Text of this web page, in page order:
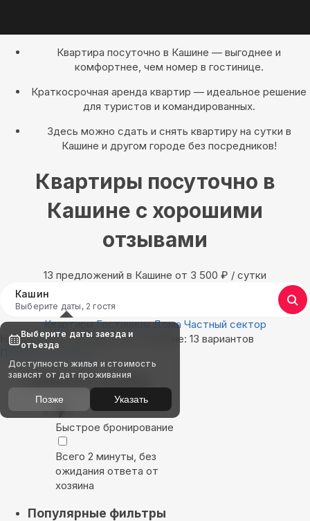
Квартира посуточно в Кашине — выгоднее и
комфортнее, чем номер в гостинице.
Краткосрочная аренда квартир — идеальное решение
для туристов и командированных.
Здесь можно сдать и снять квартиру на сутки в
Кашине и другом городе без посредников!
Квартиры посуточно в
Кашине с хорошими
отзывами
13 предложений в Кашине oт 3 500 ₽ / сутки
Кашин
Выберите даты, 2 гостя
Квартиры Гостиницы Дома Частный сектор
Найдём, где остановиться в Кашине: 13 вариантов
Показать на карте
Выбирайте лучшее
Быстрое бронирование
Всего 2 минуты, без
ожидания ответа от
хозяина
Популярные фильтры
Выберите даты заезда и
отъезда
Доступность жилья и стоимость
зависят от дат проживания
Позже Указать